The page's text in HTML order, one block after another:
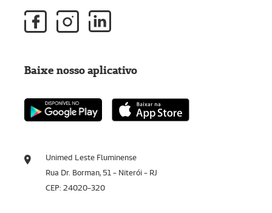
Unimed Leste Fluminense
Rua Dr. Borman, 51 - Niterói - RJ
CEP: 24020-320
Baixe nosso aplicativo